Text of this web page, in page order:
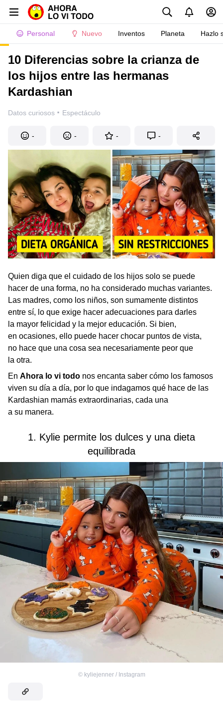
Personal Nuevo Inventos Planeta Hazlo
10 Diferencias sobre la crianza de
los hijos entre las hermanas
Kardashian
Datos curiosos · Espectáculo
- - - -
Quien diga que el cuidado de los hijos solo se puede
hacer de una forma, no ha considerado muchas variantes.
Las madres, como los niños, son sumamente distintos
entre sí, lo que exige hacer adecuaciones para darles
la mayor felicidad y la mejor educación. Si bien,
en ocasiones, ello puede hacer chocar puntos de vista,
no hace que una cosa sea necesariamente peor que
la otra.
En Ahora lo vi todo nos encanta saber cómo los famosos
viven su día a día, por lo que indagamos qué hace de las
Kardashian mamás extraordinarias, cada una
a su manera.
1. Kylie permite los dulces y una dieta
equilibrada
© kyliejenner / Instagram